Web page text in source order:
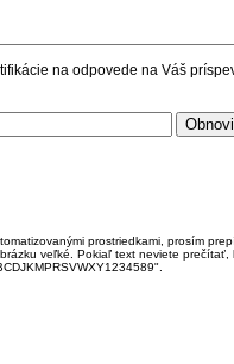
na odpovede na Váš
prostriedkami, prosím
veľké. Pokiaľ text neviete prečítať,